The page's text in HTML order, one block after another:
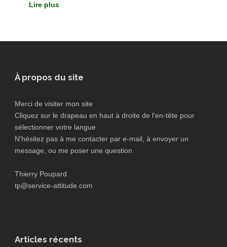
Lire plus
À propos du site
Merci de visiter mon site
Cliquez sur le drapeau en haut à droite de l'en-tête pour
sélectionner votre langue
N'hésitez pas à me contacter par e-mail, à envoyer un
message, ou me poser une question
Thierry Poupard
tp@service-attitude.com
Articles récents